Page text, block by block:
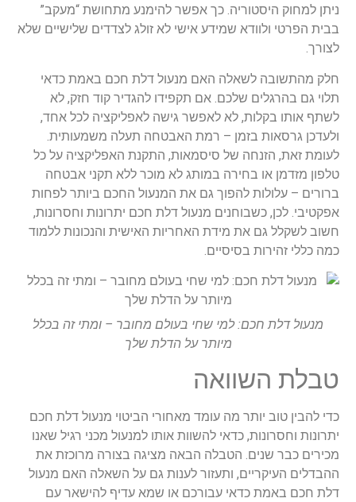
ניתן למחוק היסטוריה. כך אפשר להימנע מתחושת “מעקב”
בבית הפרטי ולוודא שמידע אישי לא זולג לצדדים שלישיים שלא
לצורך.
חלק מהתשובה לשאלה האם מנעול דלת חכם באמת כדאי
תלוי גם בהרגלים שלכם. אם תקפידו להגדיר קוד חזק, לא
לשתף אותו בקלות, לא לאפשר גישה לאפליקציה לכל אחד,
ולעדכן גרסאות בזמן – רמת האבטחה תעלה משמעותית.
לעומת זאת, הזנחה של סיסמאות, התקנת האפליקציה על כל
טלפון מזדמן או בחירה במותג לא מוכר ללא תקני אבטחה
ברורים – עלולות להפוך גם את המנעול החכם ביותר לפחות
אפקטיבי. לכן, כשבוחנים מנעול דלת חכם יתרונות וחסרונות,
חשוב לשקלל גם את מידת האחריות האישית והנכונות ללמוד
כמה כללי זהירות בסיסיים.
מנעול דלת חכם: למי שחי בעולם מחובר – ומתי זה בכלל
מיותר על הדלת שלך
טבלת השוואה
כדי להבין טוב יותר מה עומד מאחורי הביטוי מנעול דלת חכם
יתרונות וחסרונות, כדאי להשוות אותו למנעול מכני רגיל שאנו
מכירים כבר שנים. הטבלה הבאה מציגה בצורה מרוכזת את
ההבדלים העיקריים, ותעזור לענות גם על השאלה האם מנעול
דלת חכם באמת כדאי עבורכם או שמא עדיף להישאר עם